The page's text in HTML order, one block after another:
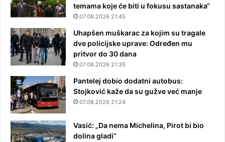
temama koje će biti u fokusu sastanaka“
07.08.2026 21:45
Uhapšen muškarac za kojim su tragale
dve policijske uprave: Određen mu
pritvor do 30 dana
07.08.2026 21:35
Pantelej dobio dodatni autobus:
Stojković kaže da su gužve već manje
07.08.2026 21:24
Vasić: „Da nema Michelina, Pirot bi bio
dolina gladi“